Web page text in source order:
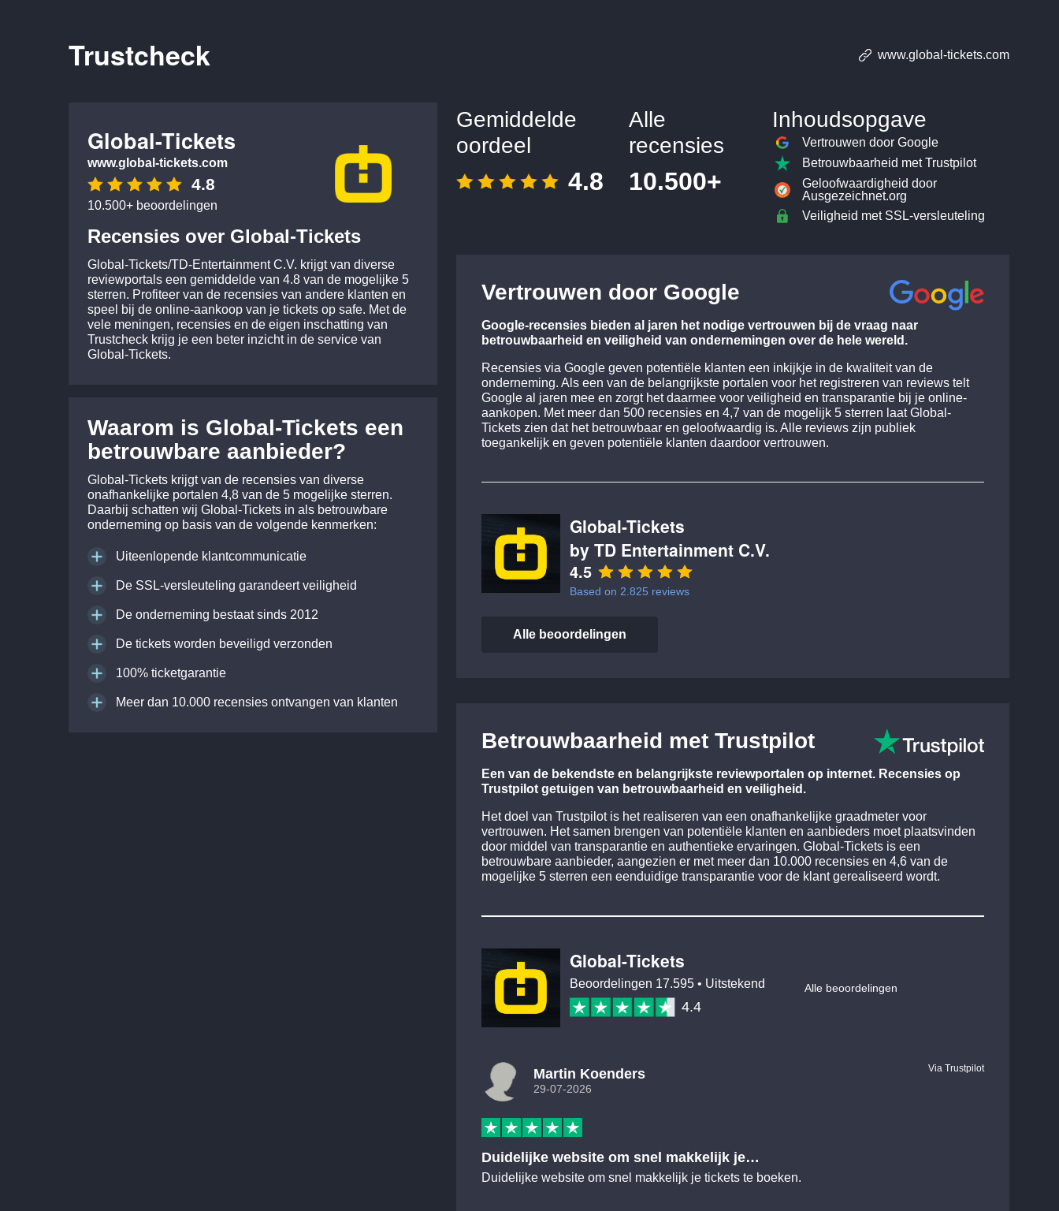
www.global-tickets.com
Global-Tickets
www.global-tickets.com
4.8
10.500+ beoordelingen
Recensies over Global-Tickets
Global-Tickets/TD-Entertainment C.V. krijgt van diverse
reviewportals een gemiddelde van 4.8 van de mogelijke 5
sterren. Profiteer van de recensies van andere klanten en
speel bij de online-aankoop van je tickets op safe. Met de
vele meningen, recensies en de eigen inschatting van
Trustcheck krijg je een beter inzicht in de service van
Global-Tickets.
Waarom is Global-Tickets een
betrouwbare aanbieder?
Global-Tickets krijgt van de recensies van diverse
onafhankelijke portalen 4,8 van de 5 mogelijke sterren.
Daarbij schatten wij Global-Tickets in als betrouwbare
onderneming op basis van de volgende kenmerken:
Uiteenlopende klantcommunicatie
De SSL-versleuteling garandeert veiligheid
De onderneming bestaat sinds 2012
De tickets worden beveiligd verzonden
100% ticketgarantie
Meer dan 10.000 recensies ontvangen van klanten
Gemiddelde
oordeel
4.8
Alle
recensies
10.500+
Inhoudsopgave
Vertrouwen door Google
Betrouwbaarheid met Trustpilot
Geloofwaardigheid door
Ausgezeichnet.org
Veiligheid met SSL-versleuteling
Vertrouwen door Google
Google-recensies bieden al jaren het nodige vertrouwen bij de vraag naar
betrouwbaarheid en veiligheid van ondernemingen over de hele wereld.
Recensies via Google geven potentiële klanten een inkijkje in de kwaliteit van de
onderneming. Als een van de belangrijkste portalen voor het registreren van reviews telt
Google al jaren mee en zorgt het daarmee voor veiligheid en transparantie bij je online-
aankopen. Met meer dan 500 recensies en 4,7 van de mogelijk 5 sterren laat Global-
Tickets zien dat het betrouwbaar en geloofwaardig is. Alle reviews zijn publiek
toegankelijk en geven potentiële klanten daardoor vertrouwen.
Global-Tickets
by TD Entertainment C.V.
4.5
Based on 2.825 reviews
Alle beoordelingen
Betrouwbaarheid met Trustpilot
Een van de bekendste en belangrijkste reviewportalen op internet. Recensies op
Trustpilot getuigen van betrouwbaarheid en veiligheid.
Het doel van Trustpilot is het realiseren van een onafhankelijke graadmeter voor
vertrouwen. Het samen brengen van potentiële klanten en aanbieders moet plaatsvinden
door middel van transparantie en authentieke ervaringen. Global-Tickets is een
betrouwbare aanbieder, aangezien er met meer dan 10.000 recensies en 4,6 van de
mogelijke 5 sterren een eenduidige transparantie voor de klant gerealiseerd wordt.
Global-Tickets
Beoordelingen 17.595 • Uitstekend
4.4
Alle beoordelingen
Via Trustpilot
Martin Koenders
29-07-2026
Duidelijke website om snel makkelijk je…
Duidelijke website om snel makkelijk je tickets te boeken.